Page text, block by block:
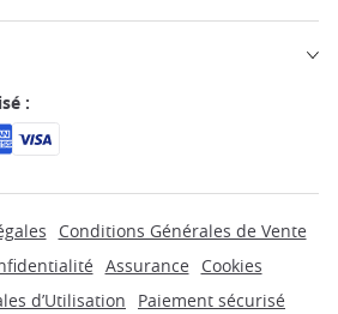
:
Conditions Générales de Vente
Assurance
Cookies
d’Utilisation
Paiement sécurisé